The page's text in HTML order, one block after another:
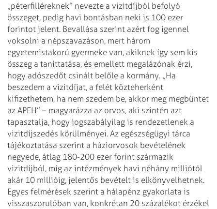
„péterfilléreknek” nevezte a vizitdíjból befolyó
összeget, pedig havi bontásban neki is 100 ezer
forintot jelent. Bevallása szerint azért fog igennel
voksolni a népszavazáson, mert három
egyetemistakorú gyermeke van, akiknek így sem kis
összeg a taníttatása, és emellett megalázónak érzi,
hogy adószedőt csinált belőle a kormány. „Ha
beszedem a vizitdíjat, a felét közteherként
kifizethetem, ha nem szedem be, akkor meg megbüntet
az APEH” – magyarázza az orvos, aki szintén azt
tapasztalja, hogy jogszabályilag is rendezetlenek a
vizitdíjszedés körülményei. Az egészségügyi tárca
tájékoztatása szerint a háziorvosok bevételének
negyede, átlag 180-200 ezer forint származik
vizitdíjból, míg az intézmények havi néhány milliótól
akár 10 millióig, jelentős bevételt is elkönyvelhetnek.
Egyes felmérések szerint a hálapénz gyakorlata is
visszaszorulóban van, konkrétan 20 százalékot érzékel